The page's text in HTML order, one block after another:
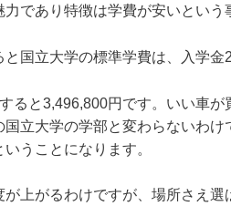
であり特徴は学費が安いという
国立大学の標準学費は、入学金
ると3,496,800円です。いい車
国立大学の学部と変わらないわ
うことになります。
上がるわけですが、場所さえ選